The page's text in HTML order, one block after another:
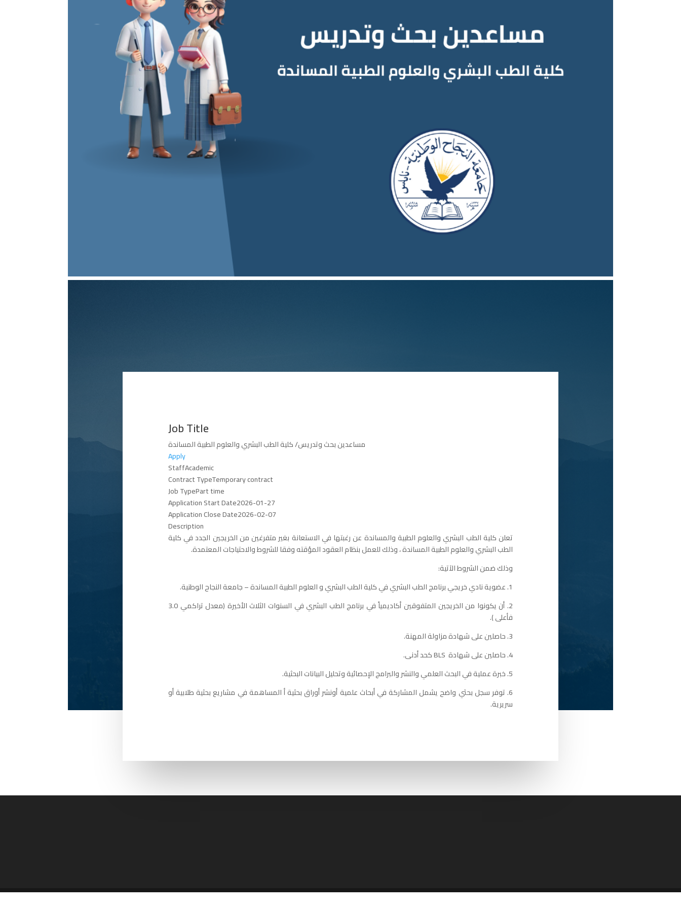
Job Title
مساعدين بحث وتدريس/ كلية الطب البشري والعلوم الطبية المساندة
Apply
StaffAcademic
Contract TypeTemporary contract
Job TypePart time
Application Start Date2026-01-27
Application Close Date2026-02-07
Description
تعلن كلية الطب البشري والعلوم الطبية والمساندة عن رغبتها في الاستعانة بغير متفرغين من الخريجين الجدد في كلية
الطب البشري والعلوم الطبية المساندة ، وذلك للعمل بنظام العقود المؤقته وفقا للشروط والاحتياجات المعتمدة.
وذلك ضمن الشروط الآتية:
1. عضوية نادي خريجي برنامج الطب البشري في كلية الطب البشري و العلوم الطبية المساندة – جامعة النجاح الوطنية.
2. أن يكونوا من الخريجين المتفوقين أكاديمياً في برنامج الطب البشري في السنوات الثلاث الأخيرة (معدل تراكمي 3.0
فأعلى ).
3. حاصلين على شهادة مزاولة المهنة.
4. حاصلين على شهادة BLS كحد أدنى.
5. خبرة عملية في البحث العلمي والنشر والبرامج الإحصائية وتحليل البيانات البحثية.
6. توفر سجل بحثي واضح يشمل المشاركة في أبحاث علمية أونشر أوراق بحثية أ المساهمة في مشاريع بحثية طلابية أو
سريرية.